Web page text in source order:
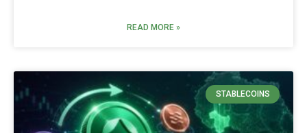
READ MORE »
STABLECOINS